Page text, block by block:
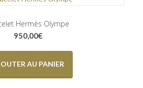
Hermès Olympe
950,00€
AU PANIER